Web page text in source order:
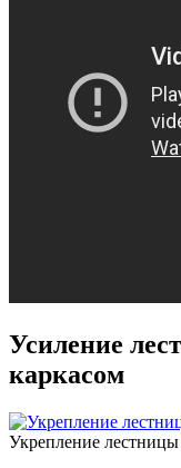
Усиление
каркасом
Укрепление